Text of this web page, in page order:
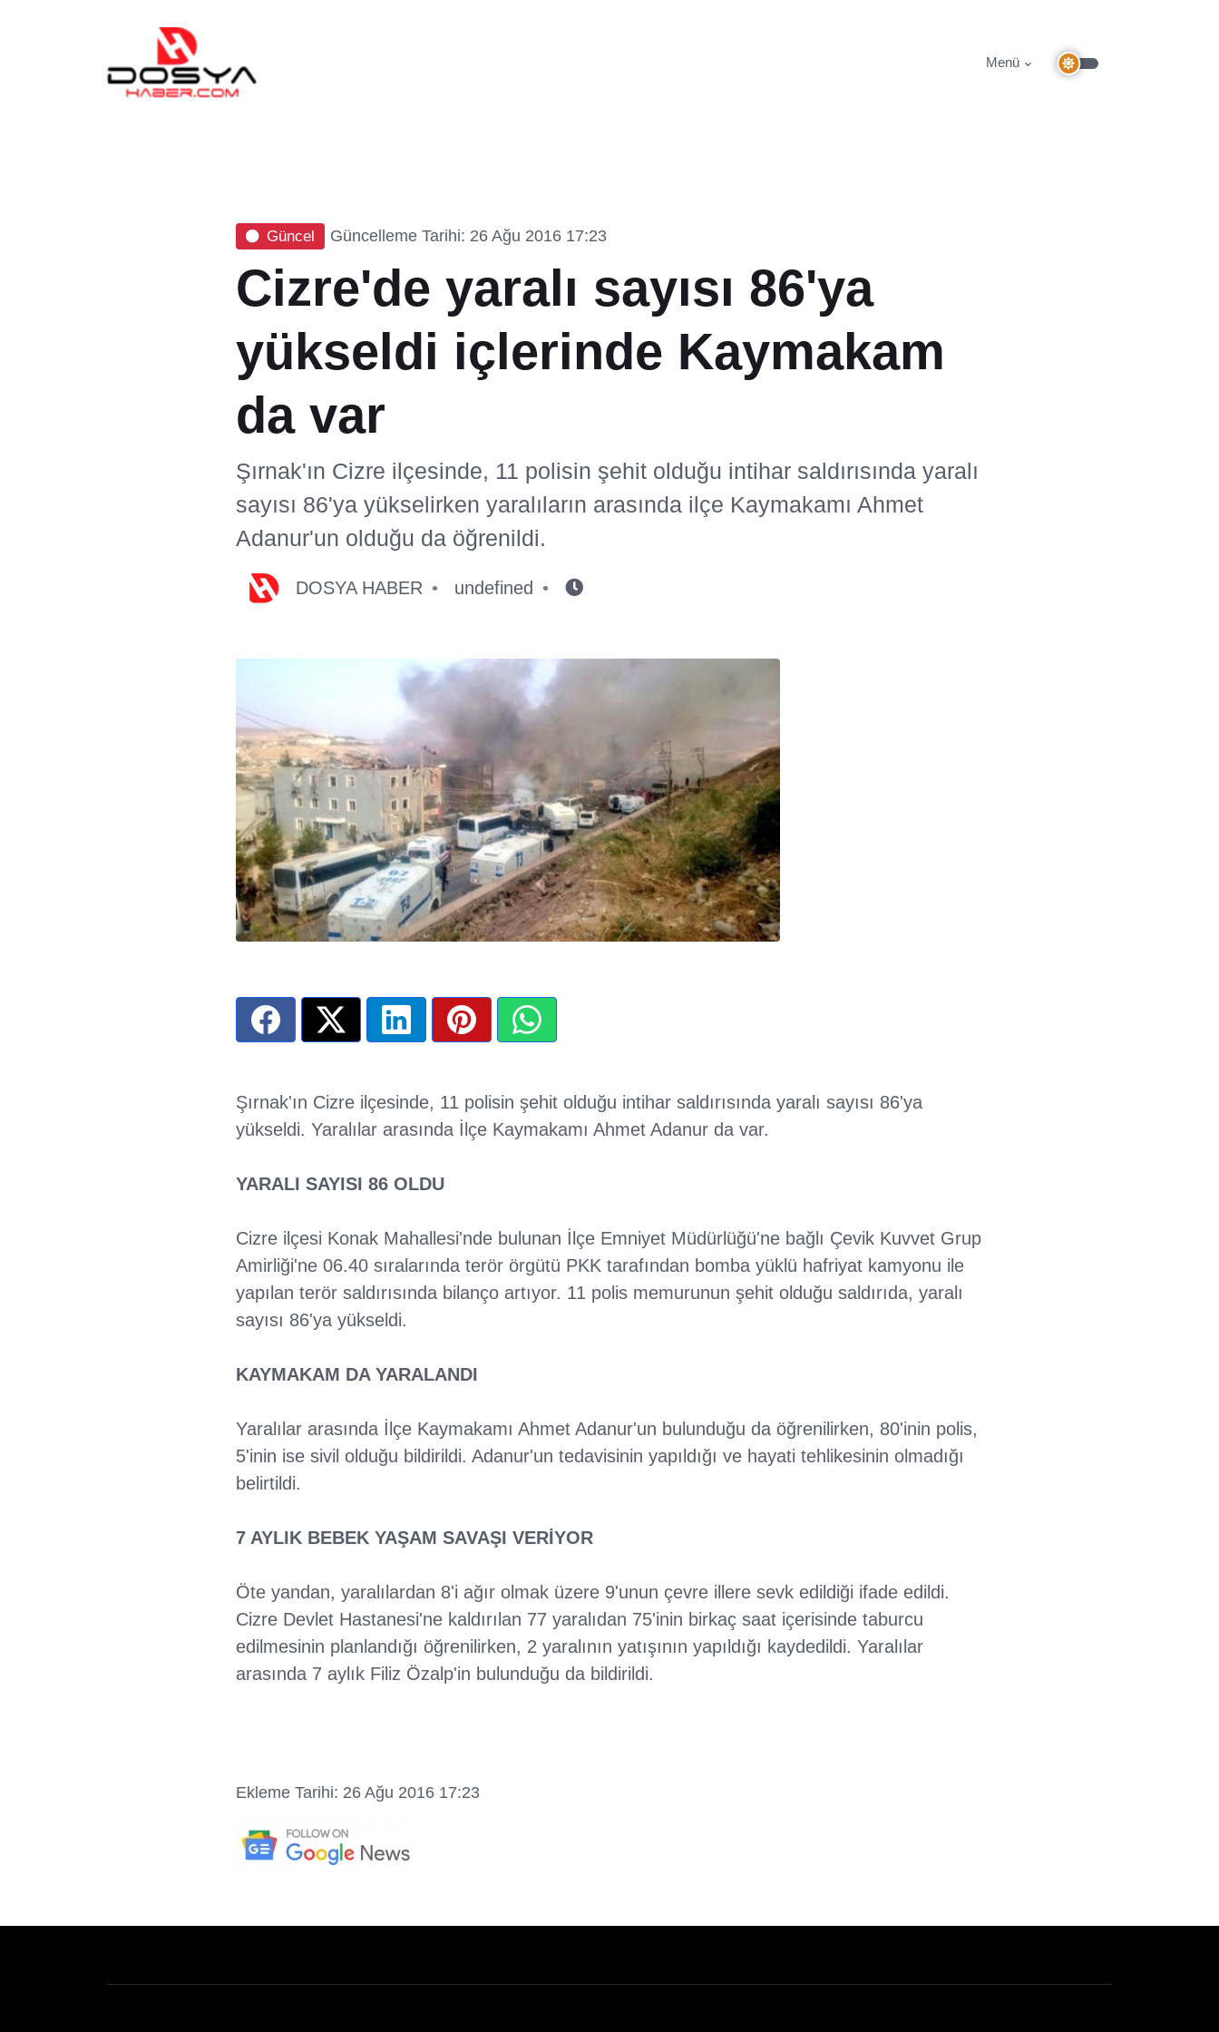
Menü
Güncel Güncelleme Tarihi: 26 Ağu 2016 17:23
Cizre'de yaralı sayısı 86'ya
yükseldi içlerinde Kaymakam
da var
Şırnak'ın Cizre ilçesinde, 11 polisin şehit olduğu intihar saldırısında yaralı
sayısı 86'ya yükselirken yaralıların arasında ilçe Kaymakamı Ahmet
Adanur'un olduğu da öğrenildi.
DOSYA HABER undefined
Şırnak'ın Cizre ilçesinde, 11 polisin şehit olduğu intihar saldırısında yaralı sayısı 86'ya
yükseldi. Yaralılar arasında İlçe Kaymakamı Ahmet Adanur da var.
YARALI SAYISI 86 OLDU
Cizre ilçesi Konak Mahallesi'nde bulunan İlçe Emniyet Müdürlüğü'ne bağlı Çevik Kuvvet Grup
Amirliği'ne 06.40 sıralarında terör örgütü PKK tarafından bomba yüklü hafriyat kamyonu ile
yapılan terör saldırısında bilanço artıyor. 11 polis memurunun şehit olduğu saldırıda, yaralı
sayısı 86'ya yükseldi.
KAYMAKAM DA YARALANDI
Yaralılar arasında İlçe Kaymakamı Ahmet Adanur'un bulunduğu da öğrenilirken, 80'inin polis,
5'inin ise sivil olduğu bildirildi. Adanur'un tedavisinin yapıldığı ve hayati tehlikesinin olmadığı
belirtildi.
7 AYLIK BEBEK YAŞAM SAVAŞI VERİYOR
Öte yandan, yaralılardan 8'i ağır olmak üzere 9'unun çevre illere sevk edildiği ifade edildi.
Cizre Devlet Hastanesi'ne kaldırılan 77 yaralıdan 75'inin birkaç saat içerisinde taburcu
edilmesinin planlandığı öğrenilirken, 2 yaralının yatışının yapıldığı kaydedildi. Yaralılar
arasında 7 aylık Filiz Özalp'in bulunduğu da bildirildi.
Ekleme Tarihi: 26 Ağu 2016 17:23